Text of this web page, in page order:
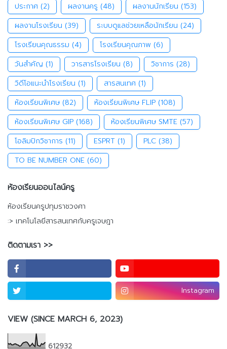
ประกาศ (2) ผลงานครู (48) ผลงานนักเรียน (153)
ผลงานโรงเรียน (39) ระบบดูแลช่วยเหลือนักเรียน (24)
โรงเรียนคุณธรรม (4) โรงเรียนคุณภาพ (6)
วันสำคัญ (1) วารสารโรงเรียน (8) วิชาการ (28)
วิดีโอแนะนำโรงเรียน (1) สารสนเทศ (1)
ห้องเรียนพิเศษ (82) ห้องเรียนพิเศษ FLIP (108)
ห้องเรียนพิเศษ GIP (168) ห้องเรียนพิเศษ SMTE (57)
โอลิมปิกวิชาการ (11) ESPRT (1) PLC (38)
TO BE NUMBER ONE (60)
ห้องเรียนออนไลน์ครู
ห้องเรียนครูปทุมราชวงศา
:> เทคโนโลยีสารสนเทศกับครูเจษฎา
ติดตามเรา >>
Instagram
VIEW (SINCE MARCH 6, 2023)
612932